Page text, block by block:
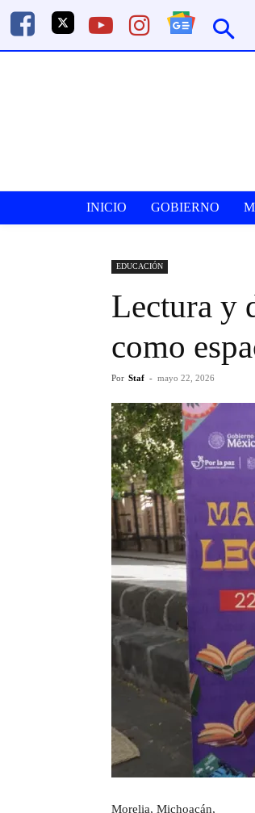
INICIO GOBIERNO
EDUCACIÓN
Lectura y
como
Por Staf - mayo 22, 2026
Morelia, Michoacán,